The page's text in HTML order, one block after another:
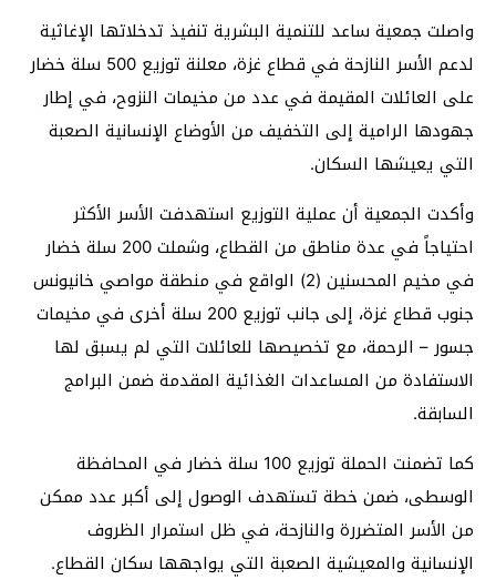
واصلت جمعية ساعد للتنمية البشرية تنفيذ تدخلاتها الإغاثية
لدعم الأسر النازحة في قطاع غزة، معلنة توزيع 500 سلة خضار
على العائلات المقيمة في عدد من مخيمات النزوح، في إطار
جهودها الرامية إلى التخفيف من الأوضاع الإنسانية الصعبة
التي يعيشها السكان.
وأكدت الجمعية أن عملية التوزيع استهدفت الأسر الأكثر
احتياجاً في عدة مناطق من القطاع، وشملت 200 سلة خضار
في مخيم المحسنين (2) الواقع في منطقة مواصي خانيونس
جنوب قطاع غزة، إلى جانب توزيع 200 سلة أخرى في مخيمات
جسور – الرحمة، مع تخصيصها للعائلات التي لم يسبق لها
الاستفادة من المساعدات الغذائية المقدمة ضمن البرامج
السابقة.
كما تضمنت الحملة توزيع 100 سلة خضار في المحافظة
الوسطى، ضمن خطة تستهدف الوصول إلى أكبر عدد ممكن
من الأسر المتضررة والنازحة، في ظل استمرار الظروف
الإنسانية والمعيشية الصعبة التي يواجهها سكان القطاع.